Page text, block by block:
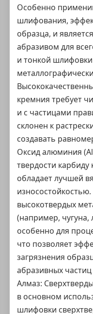
Особенно
шлифования,
образца, и
абразивом для
и тонкой
кремния требует
и с частицами
склонен к
создавать
Оксид алюминия
твердости
обладает лучшей
высокотвердых
(например, чугуна,
особенно для
что позволяет
загрязнения
абразивных
Алмаз:
в основном
шлифовки